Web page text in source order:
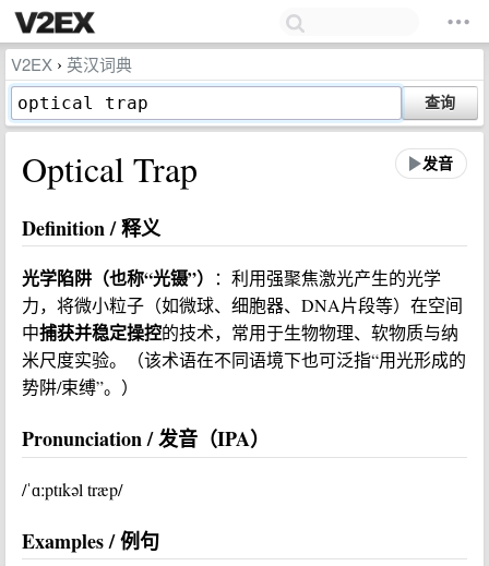
V2EX › 英汉词典
查询
Optical Trap 发音
Definition / 释义
光学陷阱（也称“光镊”）
：利用强聚焦激光产生的光学
力，将微小粒子（如微球、细胞器、DNA片段等）在空间
中捕获并稳定操控的技术，常用于生物物理、软物质与纳
米尺度实验。（该术语在不同语境下也可泛指“用光形成的
势阱/束缚”。）
Pronunciation / 发音（IPA）
/ˈɑːptɪkəl træp/
Examples / 例句